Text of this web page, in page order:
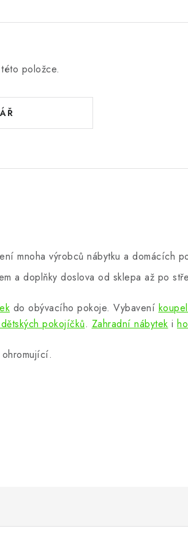
položce.
mnoha výrobců nábytku a domácích
a doplňky doslova od sklepa až po
do obývacího pokoje. Vybavení
pokojíčků. Zahradní nábytek i